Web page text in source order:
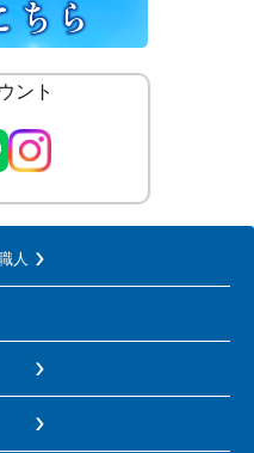
ント
人